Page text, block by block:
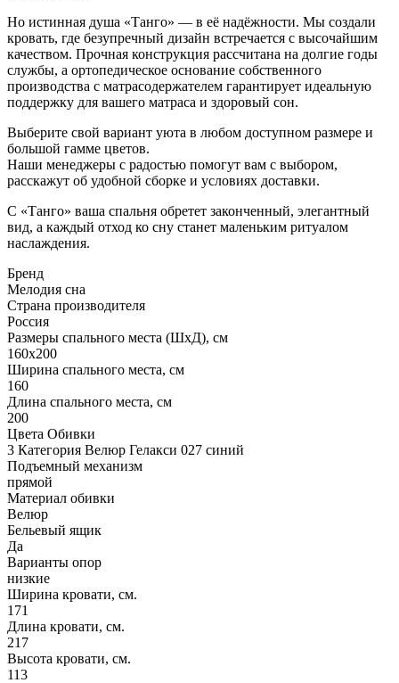
Но истинная душа «Танго» — в её надёжности. Мы создали
кровать, где безупречный дизайн встречается с высочайшим
качеством. Прочная конструкция рассчитана на долгие годы
службы, а ортопедическое основание собственного
производства с матрасодержателем гарантирует идеальную
поддержку для вашего матраса и здоровый сон.
Выберите свой вариант уюта в любом доступном размере и
большой гамме цветов.
Наши менеджеры с радостью помогут вам с выбором,
расскажут об удобной сборке и условиях доставки.
С «Танго» ваша спальня обретет законченный, элегантный
вид, а каждый отход ко сну станет маленьким ритуалом
наслаждения.
Бренд
Мелодия сна
Страна производителя
Россия
Размеры спального места (ШхД), см
160х200
Ширина спального места, см
160
Длина спального места, см
200
Цвета Обивки
3 Категория Велюр Гелакси 027 синий
Подъемный механизм
прямой
Материал обивки
Велюр
Бельевый ящик
Да
Варианты опор
низкие
Ширина кровати, см.
171
Длина кровати, см.
217
Высота кровати, см.
113